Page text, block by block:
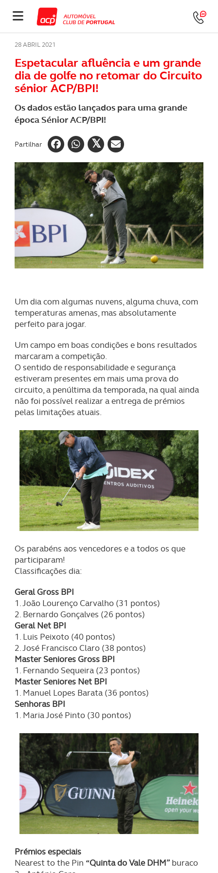
28 ABRIL 2021
Espetacular afluência e um grande
dia de golfe no retomar do Circuito
sénior ACP/BPI!
Os dados estão lançados para uma grande
época Sénior ACP/BPI!
Partilhar
Um dia com algumas nuvens, alguma chuva, com
temperaturas amenas, mas absolutamente
perfeito para jogar.
Um campo em boas condições e bons resultados
marcaram a competição.
O sentido de responsabilidade e segurança
estiveram presentes em mais uma prova do
circuito, a penúltima da temporada, na qual ainda
não foi possível realizar a entrega de prémios
pelas limitações atuais.
Os parabéns aos vencedores e a todos os que
participaram!
Classificações dia:
Geral Gross BPI
1. João Lourenço Carvalho (31 pontos)
2. Bernardo Gonçalves (26 pontos)
Geral Net BPI
1. Luis Peixoto (40 pontos)
2. José Francisco Claro (38 pontos)
Master Seniores Gross BPI
1. Fernando Sequeira (23 pontos)
Master Seniores Net BPI
1. Manuel Lopes Barata (36 pontos)
Senhoras BPI
1. Maria José Pinto (30 pontos)
Prémios especiais
Nearest to the Pin “Quinta do Vale DHM” buraco